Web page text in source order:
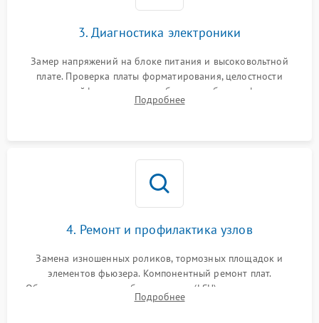
3. Диагностика электроники
Замер напряжений на блоке питания и высоковольтной
плате. Проверка платы форматирования, целостности
плоских шлейфов сканера и работоспособности флажков и
оптопар (датчиков прохождения бумаги).
Подробнее
4. Ремонт и профилактика узлов
Замена изношенных роликов, тормозных площадок и
элементов фьюзера. Компонентный ремонт плат.
Обязательная очистка блока лазера (LSU), зеркал и тракта
печати от просыпанного тонера и бумажной пыли.
Подробнее